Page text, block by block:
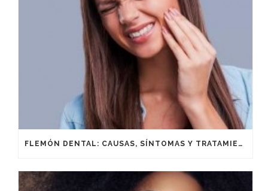
FLEMÓN DENTAL: CAUSAS, SÍNTOMAS Y TRATAMIENTO